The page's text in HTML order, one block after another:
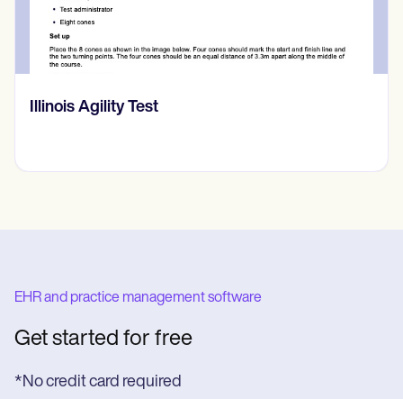
Illinois Agility Test
EHR and practice management software
Get started for free
*No credit card required